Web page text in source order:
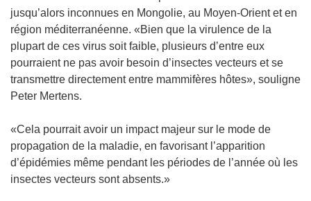
e
l
l
e
f
e
ê
t
r
e
jusqu’alors inconnues en Mongolie, au Moyen-Orient et en
région méditerranéenne. «Bien que la virulence de la
plupart de ces virus soit faible, plusieurs d’entre eux
pourraient ne pas avoir besoin d’insectes vecteurs et se
transmettre directement entre mammifères hôtes», souligne
Peter Mertens.
«Cela pourrait avoir un impact majeur sur le mode de
propagation de la maladie, en favorisant l’apparition
d’épidémies même pendant les périodes de l’année où les
insectes vecteurs sont absents.»